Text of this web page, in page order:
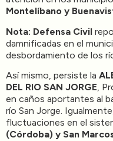
Montelíbano y
Nota: Defensa Civil
damnificadas en el
desbordamiento de los
Así mismo, persiste la
DEL RIO SAN JORGE,
en caños aportantes al
río San Jorge.
fluctuaciones en el
(Córdoba) y San